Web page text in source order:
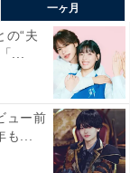
一ヶ月
の“夫
...
ュー前
も...